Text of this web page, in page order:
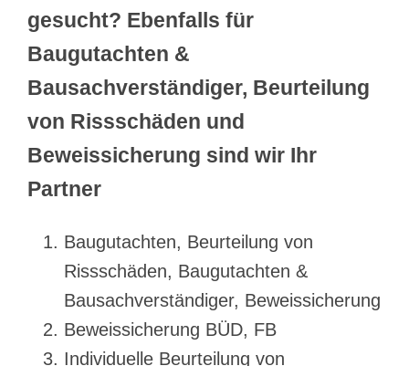
gesucht? Ebenfalls für
Baugutachten &
Bausachverständiger, Beurteilung
von Rissschäden und
Beweissicherung sind wir Ihr
Partner
Baugutachten, Beurteilung von
Rissschäden, Baugutachten &
Bausachverständiger, Beweissicherung
Beweissicherung BÜD, FB
Individuelle Beurteilung von